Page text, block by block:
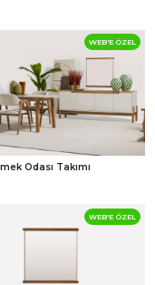
Odası Takımı
WEB'E ÖZEL
WEB'E ÖZEL